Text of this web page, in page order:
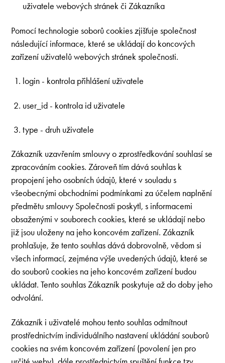
uživatele webových stránek či Zákazníka
Pomocí technologie soborů cookies zjišťuje společnost
následující informace, které se ukládají do koncových
zařízení uživatelů webových stránek společnosti.
login - kontrola přihlášení uživatele
user_id - kontrola id uživatele
type - druh uživatele
Zákazník uzavřením smlouvy o zprostředkování souhlasí se
zpracováním cookies. Zároveň tím dává souhlas k
propojení jeho osobních údajů, které v souladu s
všeobecnými obchodními podmínkami za účelem naplnění
předmětu smlouvy Společnosti poskytl, s informacemi
obsaženými v souborech cookies, které se ukládají nebo
již jsou uloženy na jeho koncovém zařízení. Zákazník
prohlašuje, že tento souhlas dává dobrovolně, vědom si
všech informací, zejména výše uvedených údajů, které se
do souborů cookies na jeho koncovém zařízení budou
ukládat. Tento souhlas Zákazník poskytuje až do doby jeho
odvolání.
Zákazník i uživatelé mohou tento souhlas odmítnout
prostřednictvím individuálního nastavení ukládání souborů
cookies na svém koncovém zařízení (povolení jen pro